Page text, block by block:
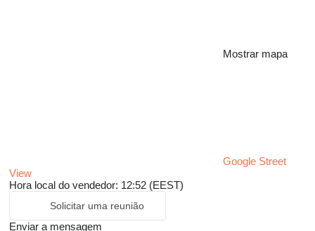
Mostrar mapa
Google Street
View
Hora local do vendedor: 12:52 (EEST)
Solicitar uma reunião
Enviar a mensagem